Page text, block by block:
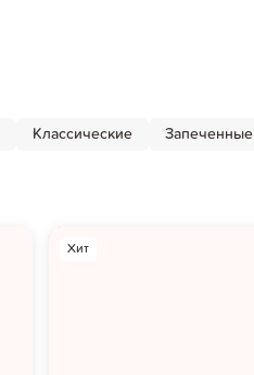
Классические Запеченные
Хит